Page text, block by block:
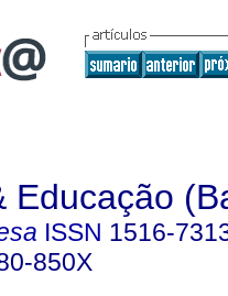
Educação
ISSN 1516-
850X